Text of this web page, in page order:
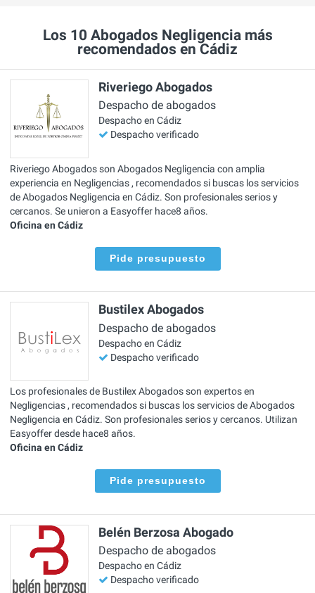
Los 10 Abogados Negligencia más
recomendados en Cádiz
Riveriego Abogados
Despacho de abogados
Despacho en Cádiz
Despacho verificado
Riveriego Abogados son Abogados Negligencia con amplia
experiencia en Negligencias , recomendados si buscas los servicios
de Abogados Negligencia en Cádiz. Son profesionales serios y
cercanos. Se unieron a Easyoffer hace8 años.
Oficina en Cádiz
Pide presupuesto
Bustilex Abogados
Despacho de abogados
Despacho en Cádiz
Despacho verificado
Los profesionales de Bustilex Abogados son expertos en
Negligencias , recomendados si buscas los servicios de Abogados
Negligencia en Cádiz. Son profesionales serios y cercanos. Utilizan
Easyoffer desde hace8 años.
Oficina en Cádiz
Pide presupuesto
Belén Berzosa Abogado
Despacho de abogados
Despacho en Cádiz
Despacho verificado